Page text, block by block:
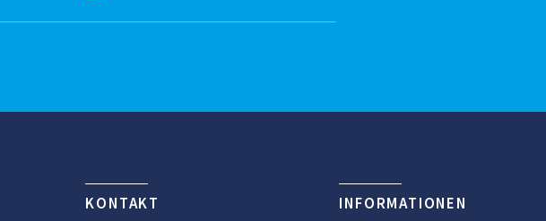
KONTAKT INFORMATIONEN